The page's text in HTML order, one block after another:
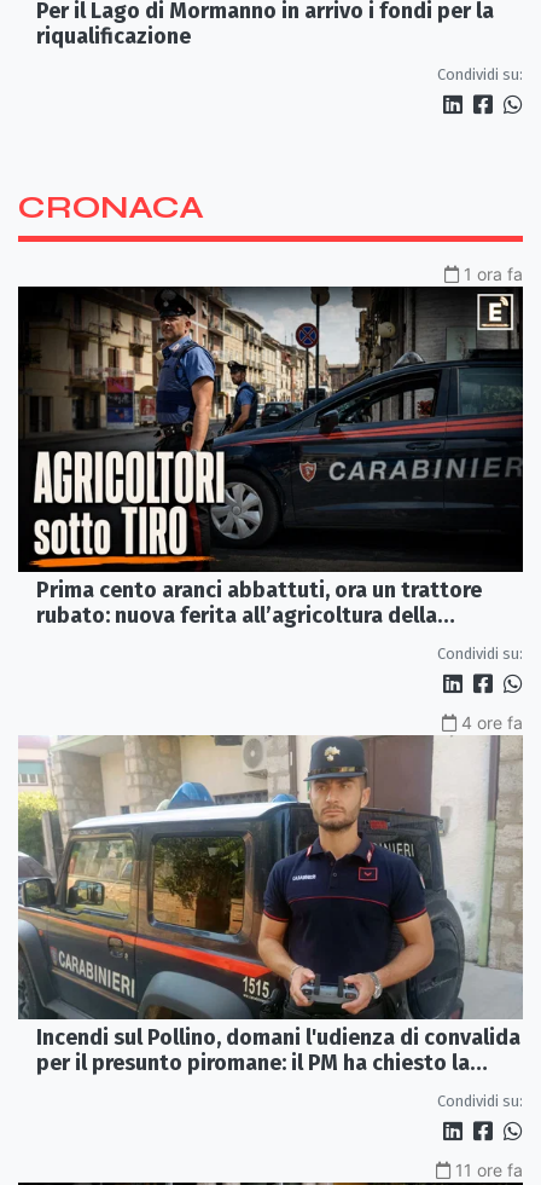
Per il Lago di Mormanno in arrivo i fondi per la
riqualificazione
Condividi su:
CRONACA
1 ora fa
Prima cento aranci abbattuti, ora un trattore
rubato: nuova ferita all’agricoltura della
Condividi su:
4 ore fa
Incendi sul Pollino, domani l'udienza di convalida
per il presunto piromane: il PM ha chiesto la
Condividi su:
11 ore fa